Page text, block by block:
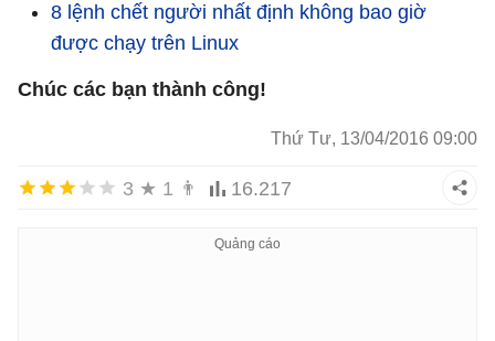
8 lệnh chết người nhất định không bao giờ
được chạy trên Linux
Chúc các bạn thành công!
Thứ Tư, 13/04/2016 09:00
3 ★ 1 👨 16.217